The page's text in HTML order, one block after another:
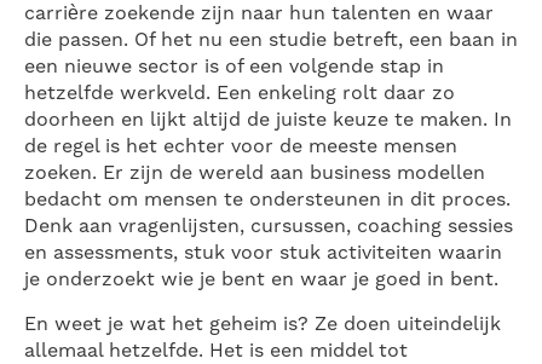
carrière zoekende zijn naar hun talenten en waar
die passen. Of het nu een studie betreft, een baan in
een nieuwe sector is of een volgende stap in
hetzelfde werkveld. Een enkeling rolt daar zo
doorheen en lijkt altijd de juiste keuze te maken. In
de regel is het echter voor de meeste mensen
zoeken. Er zijn de wereld aan business modellen
bedacht om mensen te ondersteunen in dit proces.
Denk aan vragenlijsten, cursussen, coaching sessies
en assessments, stuk voor stuk activiteiten waarin
je onderzoekt wie je bent en waar je goed in bent.
En weet je wat het geheim is? Ze doen uiteindelijk
allemaal hetzelfde. Het is een middel tot